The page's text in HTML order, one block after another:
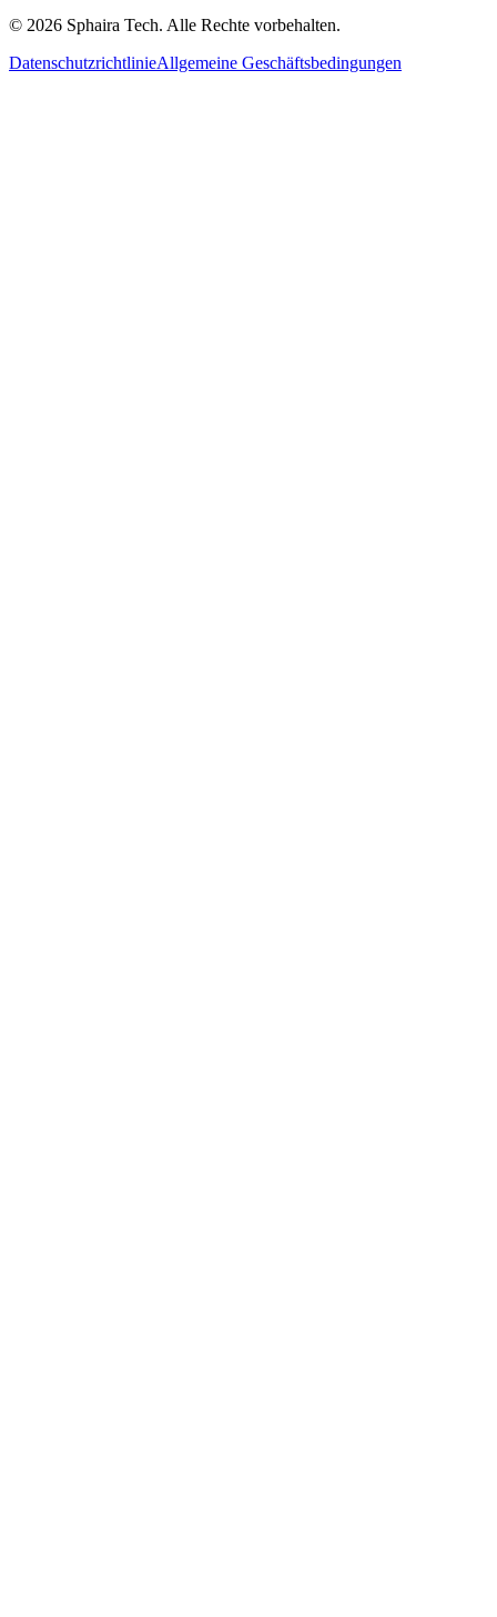
© 2026 Sphaira Tech. Alle Rechte vorbehalten.
DatenschutzrichtlinieAllgemeine Geschäftsbedingungen